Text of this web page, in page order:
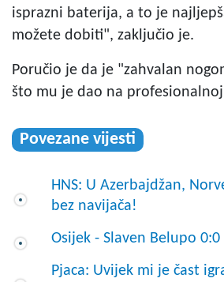
isprazni baterija, a to je
možete dobiti", zaključio je.
Poručio je da je "zahvalan
što mu je dao na
Povezane vijesti
HNS: U Azerbajdžan,
bez navijača!
Osijek - Slaven Belupo 0:0
Pjaca: Uvijek mi je čast